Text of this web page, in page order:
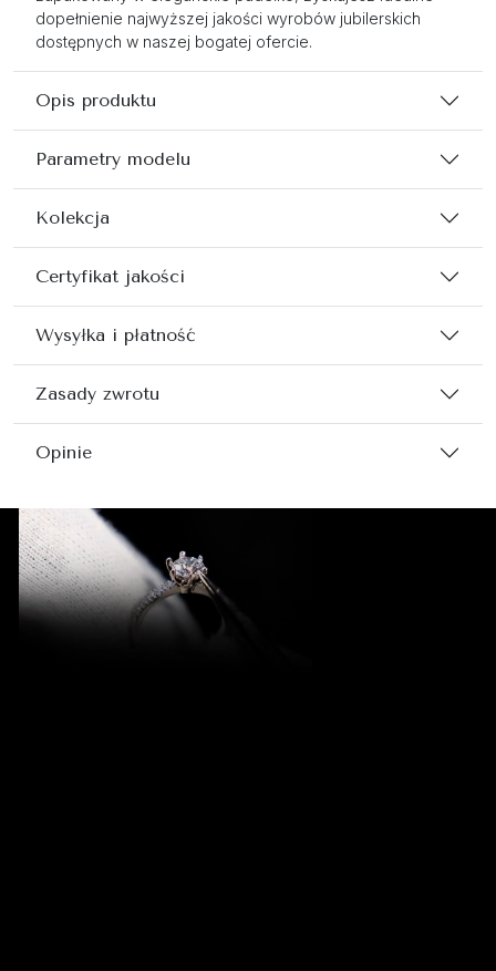
dopełnienie najwyższej jakości wyrobów jubilerskich
dostępnych w naszej bogatej ofercie.
Opis produktu
Parametry modelu
Kolekcja
Certyfikat jakości
Wysyłka i płatność
Zasady zwrotu
Opinie